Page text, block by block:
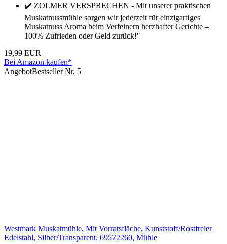
✔️ ZOLMER VERSPRECHEN - Mit unserer praktischen
Muskatnussmühle sorgen wir jederzeit für einzigartiges
Muskatnuss Aroma beim Verfeinern herzhafter Gerichte –
100% Zufrieden oder Geld zurück!"
19,99 EUR
Bei Amazon kaufen*
AngebotBestseller Nr. 5
Westmark Muskatmühle, Mit Vorratsfläche, Kunststoff/Rostfreier
Edelstahl, Silber/Transparent, 69572260, Mühle